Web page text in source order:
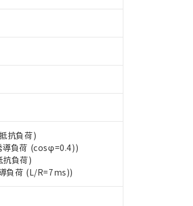
抗負荷)
導負荷 (cosφ=0.4))
抗負荷)
負荷 (L/R=7ms))